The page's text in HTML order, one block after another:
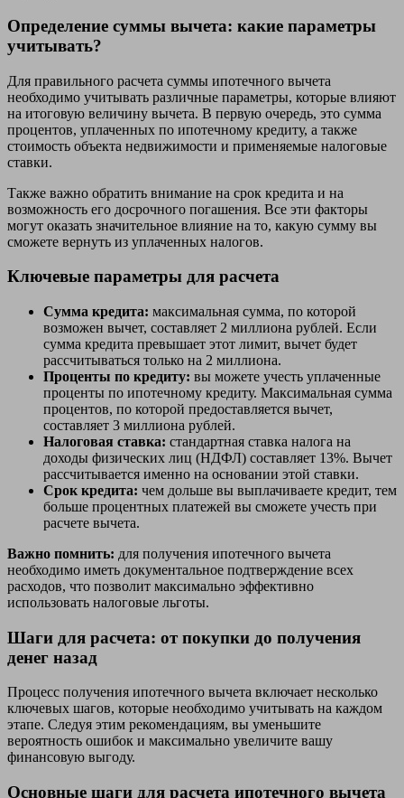
Определение суммы вычета: какие параметры
учитывать?
Для правильного расчета суммы ипотечного вычета
необходимо учитывать различные параметры, которые влияют
на итоговую величину вычета. В первую очередь, это сумма
процентов, уплаченных по ипотечному кредиту, а также
стоимость объекта недвижимости и применяемые налоговые
ставки.
Также важно обратить внимание на срок кредита и на
возможность его досрочного погашения. Все эти факторы
могут оказать значительное влияние на то, какую сумму вы
сможете вернуть из уплаченных налогов.
Ключевые параметры для расчета
Сумма кредита: максимальная сумма, по которой
возможен вычет, составляет 2 миллиона рублей. Если
сумма кредита превышает этот лимит, вычет будет
рассчитываться только на 2 миллиона.
Проценты по кредиту: вы можете учесть уплаченные
проценты по ипотечному кредиту. Максимальная сумма
процентов, по которой предоставляется вычет,
составляет 3 миллиона рублей.
Налоговая ставка: стандартная ставка налога на
доходы физических лиц (НДФЛ) составляет 13%. Вычет
рассчитывается именно на основании этой ставки.
Срок кредита: чем дольше вы выплачиваете кредит, тем
больше процентных платежей вы сможете учесть при
расчете вычета.
Важно помнить: для получения ипотечного вычета
необходимо иметь документальное подтверждение всех
расходов, что позволит максимально эффективно
использовать налоговые льготы.
Шаги для расчета: от покупки до получения
денег назад
Процесс получения ипотечного вычета включает несколько
ключевых шагов, которые необходимо учитывать на каждом
этапе. Следуя этим рекомендациям, вы уменьшите
вероятность ошибок и максимально увеличите вашу
финансовую выгоду.
Основные шаги для расчета ипотечного вычета